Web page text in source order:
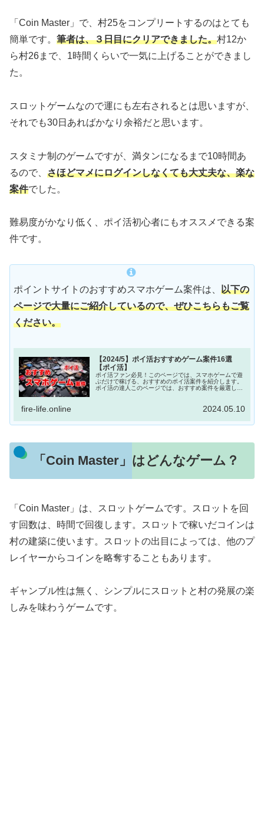
「Coin Master」で、村25をコンプリートするのはとても
簡単です。 筆者は、３日目にクリアできました。村12か
ら村26まで、1時間くらいで一気に上げることができまし
た。
スロットゲームなので運にも左右されるとは思いますが、
それでも30日あればかなり余裕だと思います。
スタミナ制のゲームですが、満タンになるまで10時間あ
るので、 さほどマメにログインしなくても大丈夫な、楽な
案件でした。
難易度がかなり低く、ポイ活初心者にもオススメできる案
件です。
ポイントサイトのおすすめスマホゲーム案件は、 以下の
ページで大量にご紹介しているので、ぜひこちらもご覧
ください。
【2024/5】ポイ活おすすめゲーム案件16選
【ポイ活】
ポイ活ファン必見！このページでは、スマホゲームで遊
ぶだけで稼げる、おすすめのポイ活案件を紹介します。
ポイ活の達人このページでは、おすすめ案件を厳選して
fire-life.online 2024.05.10
「Coin Master」はどんなゲーム？
「Coin Master」は、スロットゲームです。スロットを回
す回数は、時間で回復します。スロットで稼いだコインは
村の建築に使います。スロットの出目によっては、他のプ
レイヤーからコインを略奪することもあります。
ギャンブル性は無く、シンプルにスロットと村の発展の楽
しみを味わうゲームです。